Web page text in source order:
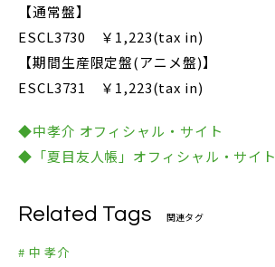
【通常盤】
ESCL3730 ￥1,223(tax in)
【期間生産限定盤(アニメ盤)】
ESCL3731 ￥1,223(tax in)
◆中孝介 オフィシャル・サイト
◆「夏目友人帳」オフィシャル・サイト
Related Tags 関連タグ
# 中 孝介